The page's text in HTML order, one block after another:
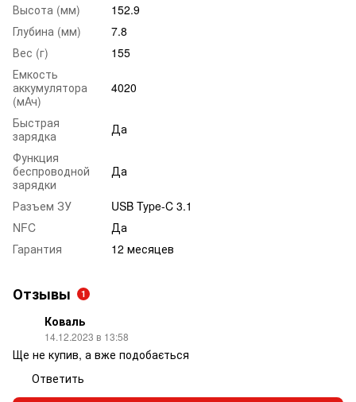
Высота (мм)
152.9
Глубина (мм)
7.8
Вес (г)
155
Емкость
аккумулятора
(мАч)
4020
Быстрая
зарядка
Да
Функция
беспроводной
зарядки
Да
Разъем ЗУ
USB Type-C 3.1
NFC
Да
Гарантия
12 месяцев
Отзывы 1
Коваль
14.12.2023 в 13:58
Ще не купив, а вже подобається
Ответить